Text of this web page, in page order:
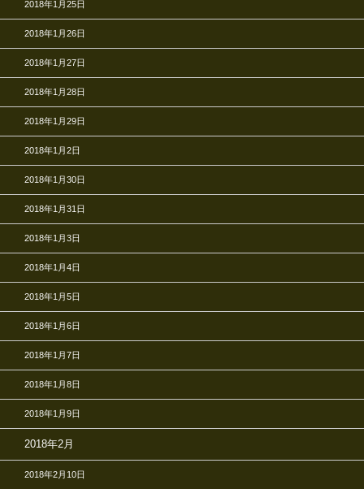
2018年1月25日
2018年1月26日
2018年1月27日
2018年1月28日
2018年1月29日
2018年1月2日
2018年1月30日
2018年1月31日
2018年1月3日
2018年1月4日
2018年1月5日
2018年1月6日
2018年1月7日
2018年1月8日
2018年1月9日
2018年2月
2018年2月10日